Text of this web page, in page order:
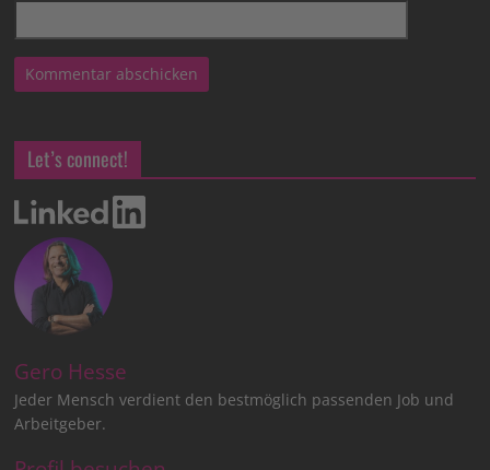
Let’s connect!
Gero Hesse
Jeder Mensch verdient den bestmöglich passenden Job und
Arbeitgeber.